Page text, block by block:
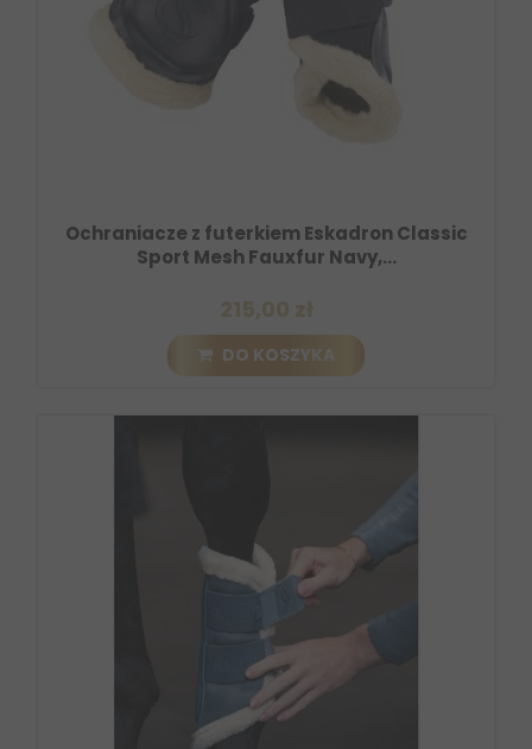
Ochraniacze z futerkiem Eskadron Classic
Sport Mesh Fauxfur Navy,...
DO KOSZYKA